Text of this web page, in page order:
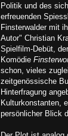
Politik und des
erfreuenden
Finsterwalder mit
Autor" Christian
Spielfilm-Debüt,
Komödie
schon, vieles
zeitgenössische
Hinterfragung
Kulturkonstanten,
persönlicher Blick